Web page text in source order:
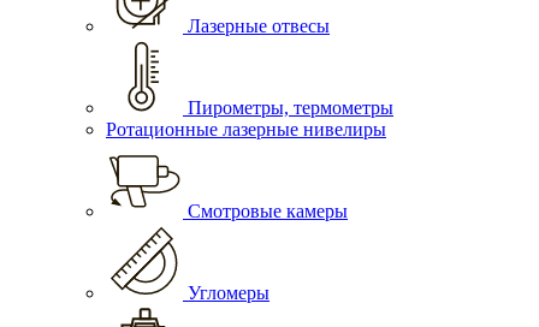
Лазерные отвесы
Пирометры, термометры
Ротационные лазерные нивелиры
Смотровые камеры
Угломеры